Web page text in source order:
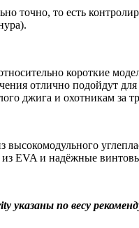
точно, то есть
короткие
отлично подойдут
джига и охотникам за
EVA и надёжные
указаны по весу